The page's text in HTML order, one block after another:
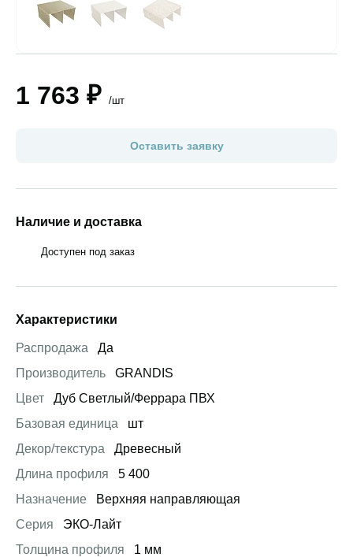
1 763 ₽ /шт
Оставить заявку
Наличие и доставка
Доступен под заказ
Характеристики
Распродажа
Да
Производитель
GRANDIS
Цвет
Дуб Светлый/Феррара ПВХ
Базовая единица
шт
Декор/текстура
Древесный
Длина профиля
5 400
Назначение
Верхняя направляющая
Серия
ЭКО-Лайт
Толщина профиля
1 мм